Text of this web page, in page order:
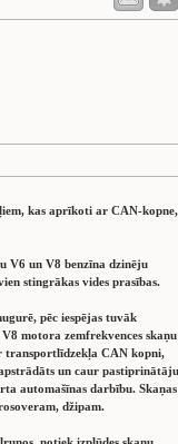
kas aprīkoti ar CAN-kopne,
V6 un V8 benzīna dzinēju
stingrākas vides prasības.
pēc iespējas tuvāk
motora zemfrekvences skaņu
transportlīdzekļa CAN kopni,
un caur pastiprinātāju
automašīnas darbību. Skaņas
džipam.